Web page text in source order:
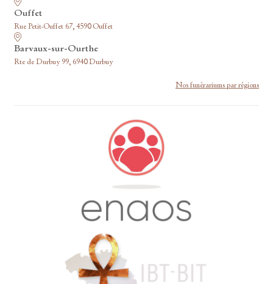
Ouffet
Rue Petit-Ouffet 67, 4590 Ouffet
Barvaux-sur-Ourthe
Rte de Durbuy 99, 6940 Durbuy
Nos funérariums par régions